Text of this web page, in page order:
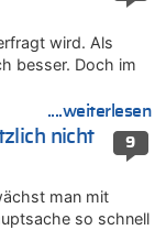
amtlich
amtlich
hinter den
zu
hinter den
wird. Als
besser. Doch im
....weiterlesen
9
nicht
man mit
so schnell